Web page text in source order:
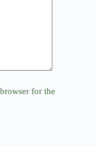
for the